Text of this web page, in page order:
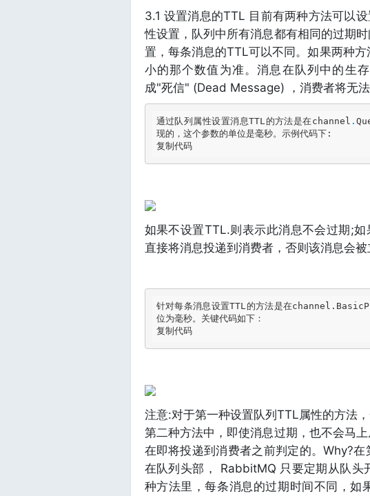
3.1 设置消息的TTL 目前有两种方法可以
性设置，队列中所有消息都有相同的过期
置，每条消息的TTL可以不同。如果两种
小的那个数值为准。消息在队列中的生
成"死信" (Dead Message) ，消费者将无
通过队列属性设置消息TTL的方法是在channel .
现的，这个参数的单位是毫秒。示例代码下:
复制代码
如果不设置TTL.则表示此消息不会过期;
直接将消息投递到消费者，否则该消息会
针对每条消息设置TTL的方法是在channel
位为毫秒。关键代码如下：
复制代码
注意:对于第一种设置队列TTL属性的方法
第二种方法中，即使消息过期，也不会马
在即将投递到消费者之前判定的。Why?
在队列头部， RabbitMQ 只要定期从队头
种方法里，每条消息的过期时间不同，如